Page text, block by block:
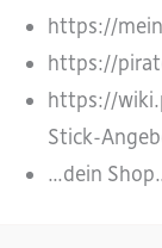
https://
https://
https://
Stick-
…dein